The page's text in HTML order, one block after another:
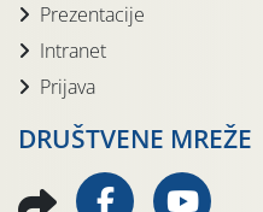
Prezentacije
Intranet
Prijava
DRUŠTVENE MREŽE